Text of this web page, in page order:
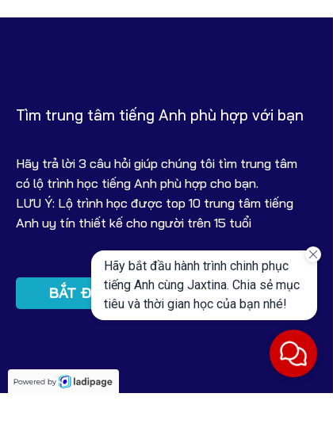
Tìm trung tâm tiếng Anh phù hợp với bạn
Hãy trả lời 3 câu hỏi giúp chúng tôi tìm trung tâm
có lộ trình học tiếng Anh phù hợp cho bạn.
LƯU Ý: Lộ trình học được top 10 trung tâm tiếng
Anh uy tín thiết kế cho người trên 15 tuổi
BẮT ĐẦU
Hãy bắt đầu hành trình chinh phục
tiếng Anh cùng Jaxtina. Chia sẻ mục
tiêu và thời gian học của bạn nhé!